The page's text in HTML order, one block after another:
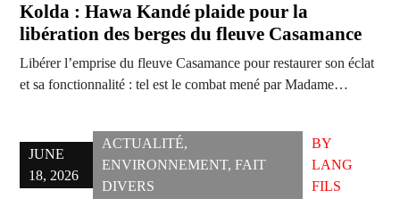
Kolda : Hawa Kandé plaide pour la
libération des berges du fleuve Casamance
Libérer l’emprise du fleuve Casamance pour restaurer son éclat
et sa fonctionnalité : tel est le combat mené par Madame…
JUNE
18, 2026
ACTUALITÉ,
ENVIRONNEMENT, FAIT
DIVERS
BY
LANG
FILS